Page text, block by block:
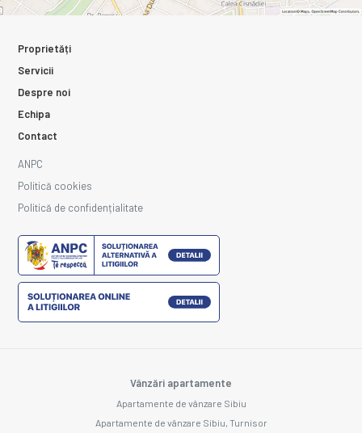
Proprietăți
Servicii
Despre noi
Echipa
Contact
ANPC
Politică cookies
Politică de confidențialitate
Vânzări apartamente
Apartamente de vânzare Sibiu
Apartamente de vânzare Sibiu, Turnisor